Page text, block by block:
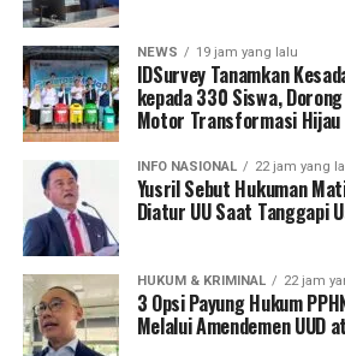
NEWS 19 jam yang lalu
IDSurvey Tanamkan
kepada 330 Siswa,
Motor Transformasi Hijau
INFO NASIONAL 22 jam yang
Yusril Sebut Hukuman
Diatur UU Saat Tanggapi
HUKUM & KRIMINAL 22 jam
3 Opsi Payung Hukum
Melalui Amendemen UUD